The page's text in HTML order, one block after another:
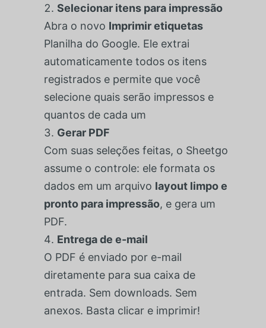
Selecionar itens para impressão
Abra o novo Imprimir etiquetas
Planilha do Google. Ele extrai
automaticamente todos os itens
registrados e permite que você
selecione quais serão impressos e
quantos de cada um
Gerar PDF
Com suas seleções feitas, o Sheetgo
assume o controle: ele formata os
dados em um arquivo layout limpo e
pronto para impressão, e gera um
PDF.
Entrega de e-mail
O PDF é enviado por e-mail
diretamente para sua caixa de
entrada. Sem downloads. Sem
anexos. Basta clicar e imprimir!